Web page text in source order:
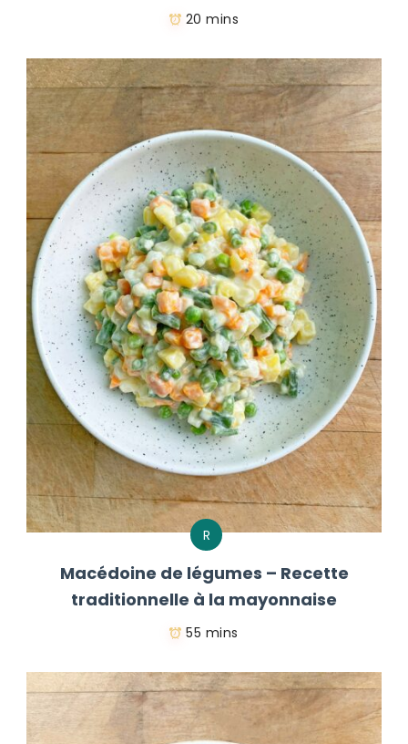
20 mins
R
Macédoine de légumes – Recette
traditionnelle à la mayonnaise
55 mins